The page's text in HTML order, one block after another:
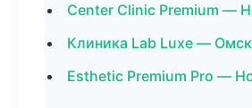
Center Clinic Premium —
Клиника Lab Luxe — Омск
Esthetic Premium Pro —